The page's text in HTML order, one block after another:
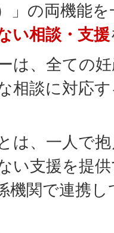
」の両機能
い相談・支援
は、全ての
相談に対応
は、一人で
い支援を提
機関で連携